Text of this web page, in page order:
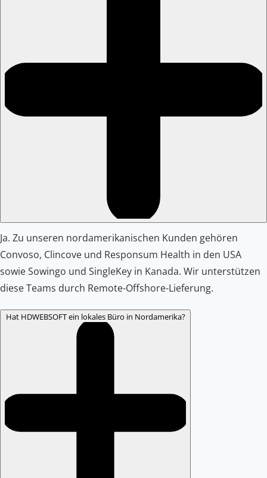
Ja. Zu unseren nordamerikanischen Kunden gehören
Convoso, Clincove und Responsum Health in den USA
sowie Sowingo und SingleKey in Kanada. Wir unterstützen
diese Teams durch Remote-Offshore-Lieferung.
Hat HDWEBSOFT ein lokales Büro in Nordamerika?